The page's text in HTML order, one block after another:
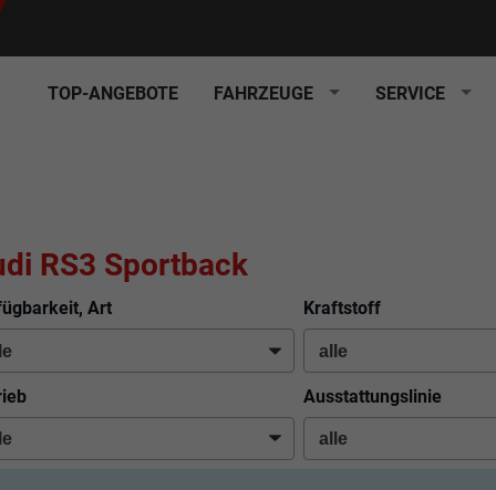
TOP-ANGEBOTE FAHRZEUGE SERVICE
RS3 Sportback
Art Kraftstoff
Ausstattungslinie